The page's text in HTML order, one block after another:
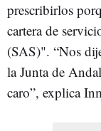
prescribirlos
cartera de
(SAS)". “Nos
la Junta de
caro”, explica